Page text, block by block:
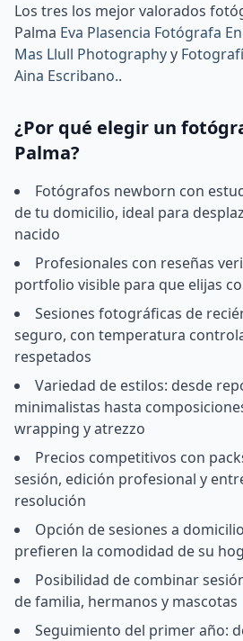
Los tres los mejor valorados
Palma Eva Plasencia Fotógrafa
Mas Llull Photographyy
Aina Escribano..
¿Por qué elegir un
Palma?
Fotógrafos newborn con
de tu domicilio, ideal para
nacido
Profesionales con reseñas
portfolio visible para que elijas
Sesiones fotográficas de
seguro, con temperatura
respetados
Variedad de estilos: desde
minimalistas hasta
wrapping y atrezzo
Precios competitivos con
sesión, edición profesional y
resolución
Opción de sesiones a
prefieren la comodidad de su
Posibilidad de combinar
de familia, hermanos y mascotas
Seguimiento del primer año: